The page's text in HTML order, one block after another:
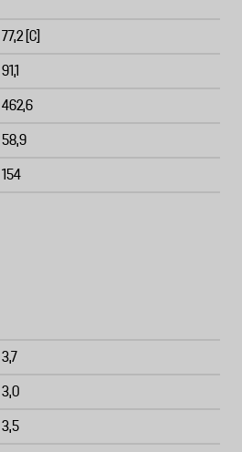
77,2 [C]
91,1
462,6
58,9
154
3,7
3,0
3,5